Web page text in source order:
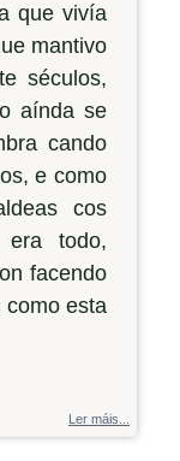
que vivía
mantivo
séculos,
aínda se
cando
e como
cos
era todo,
facendo
como esta
Ler máis...